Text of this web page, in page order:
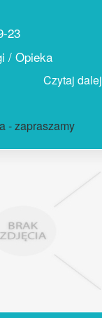
23
/ Opieka
Czytaj
- zapraszamy